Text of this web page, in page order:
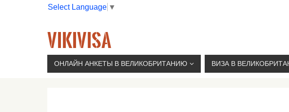
Select Language ▼
VIKIVISA
Г. МОСКВА, 2-Й СЫРОМЯТНИЧЕСКИЙ ПЕР., 11, М. КУРСКАЯ,
ОНЛАЙН АНКЕТЫ В ВЕЛИКОБРИТАНИЮ ВИЗА В